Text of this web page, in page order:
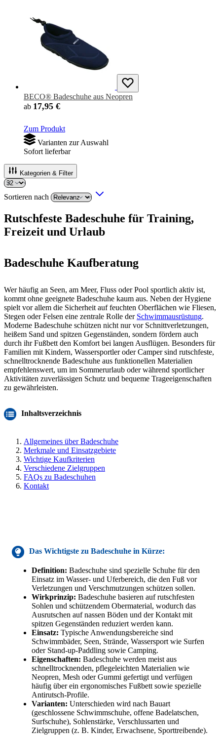
BECO® Badeschuhe aus Neopren
ab 17,95 €
Zum Produkt
Varianten zur Auswahl
Sofort lieferbar
Kategorien & Filter
Sortieren nach
Rutschfeste Badeschuhe für Training,
Freizeit und Urlaub
Badeschuhe Kaufberatung
Wer häufig an Seen, am Meer, Fluss oder Pool sportlich aktiv ist,
kommt ohne geeignete Badeschuhe kaum aus. Neben der Hygiene
spielt vor allem die Sicherheit auf feuchten Oberflächen wie Fliesen,
Stegen oder Felsen eine zentrale Rolle der Schwimmausrüstung.
Moderne Badeschuhe schützen nicht nur vor Schnittverletzungen,
heißem Sand und spitzen Gegenständen, sondern fördern auch
durch ihr Fußbett den Komfort bei langen Ausflügen. Besonders für
Familien mit Kindern, Wassersportler oder Camper sind rutschfeste,
schnelltrocknende Badeschuhe aus funktionellen Materialien
empfehlenswert, um im Sommerurlaub oder während sportlicher
Aktivitäten zuverlässigen Schutz und bequeme Trageeigenschaften
zu gewährleisten.
Inhaltsverzeichnis
Allgemeines über Badeschuhe
Merkmale und Einsatzgebiete
Wichtige Kaufkriterien
Verschiedene Zielgruppen
FAQs zu Badeschuhen
Kontakt
Das Wichtigste zu Badeschuhe in Kürze:
Definition: Badeschuhe sind spezielle Schuhe für den
Einsatz im Wasser- und Uferbereich, die den Fuß vor
Verletzungen und Verschmutzungen schützen sollen.
Wirkprinzip: Badeschuhe basieren auf rutschfesten
Sohlen und schützendem Obermaterial, wodurch das
Ausrutschen auf nassen Böden und der Kontakt mit
spitzen Gegenständen reduziert werden kann.
Einsatz: Typische Anwendungsbereiche sind
Schwimmbäder, Seen, Strände, Wassersport wie Surfen
oder Stand-up-Paddling sowie Camping.
Eigenschaften: Badeschuhe werden meist aus
schnelltrocknenden, pflegeleichten Materialien wie
Neopren, Mesh oder Gummi gefertigt und verfügen
häufig über ein ergonomisches Fußbett sowie spezielle
Antirutsch-Profile.
Varianten: Unterschieden wird nach Bauart
(geschlossene Schwimmschuhe, offene Badelatschen,
Surfschuhe), Sohlenstärke, Verschlussarten und
Zielgruppen (z. B. Kinder, Erwachsene, Sporttreibende).